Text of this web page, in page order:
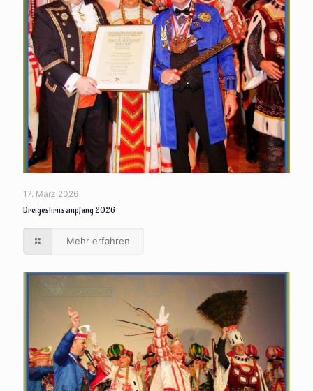
17. März 2026
Dreigestirnsempfang 2026
Mehr erfahren